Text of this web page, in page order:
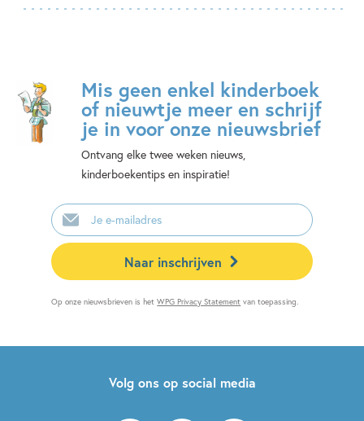
Mis geen enkel kinderboek
of nieuwtje meer en schrijf
je in voor onze nieuwsbrief
Ontvang elke twee weken nieuws,
kinderboekentips en inspiratie!
E-
mailadres
Naar inschrijven
Op onze nieuwsbrieven is hetWPG Privacy Statement van toepassing.
Volg ons op social media